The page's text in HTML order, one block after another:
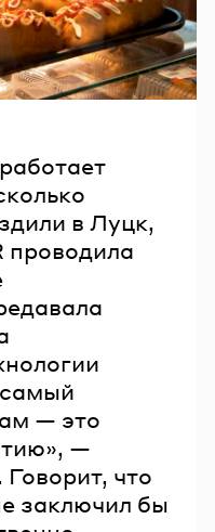
в Луцк,
проводила
— это
—
что
заключил бы